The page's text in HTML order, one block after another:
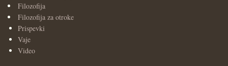
Filozofija
Filozofija za otroke
Prispevki
Vaje
Video